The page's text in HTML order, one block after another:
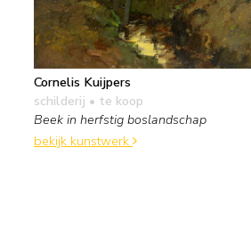
Cornelis Kuijpers
schilderij • te koop
Beek in herfstig boslandschap
bekijk kunstwerk